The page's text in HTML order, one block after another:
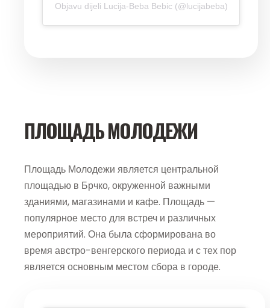
Objavu dijeli Lucija-Beba Bebic (@lucijabeba)
ПЛОЩАДЬ МОЛОДЕЖИ
Площадь Молодежи является центральной
площадью в Брчко, окруженной важными
зданиями, магазинами и кафе. Площадь —
популярное место для встреч и различных
мероприятий. Она была сформирована во
время австро-венгерского периода и с тех пор
является основным местом сбора в городе.